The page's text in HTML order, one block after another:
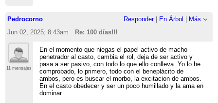
Pedrocorno Responder| En Árbol
Más
Jun 02, 2025; 8:43am
Re: 100 días!!!
11 mensajes
En el momento que niegas el papel activo de macho
penetrador al casto, cambia el rol, deja de ser activo y
pasa a ser pasivo, con todo lo que ello conlleva. Yo lo he
comprobado, lo primero, todo con el beneplácito de
ambos, pero es buscar el morbo, la excitacion de ambos.
En el casto obedecer y ser un poco humillado y la ama en
dominar.